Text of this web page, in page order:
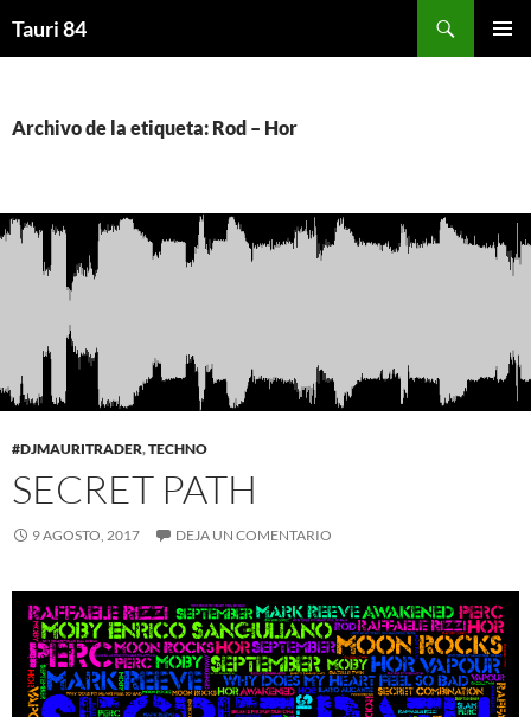
Tauri 84
Archivo de la etiqueta: Rod – Hor
#DJMAURITRADER,TECHNO
SECRET PATH
9 AGOSTO, 2017 DEJA UN COMENTARIO